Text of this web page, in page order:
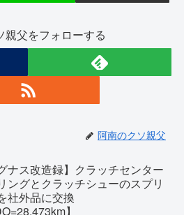
親父をフォローする
阿南のクソ親父
ナス改造録】クラッチセンター
ングとクラッチシューのスプリ
社外品に交換
】